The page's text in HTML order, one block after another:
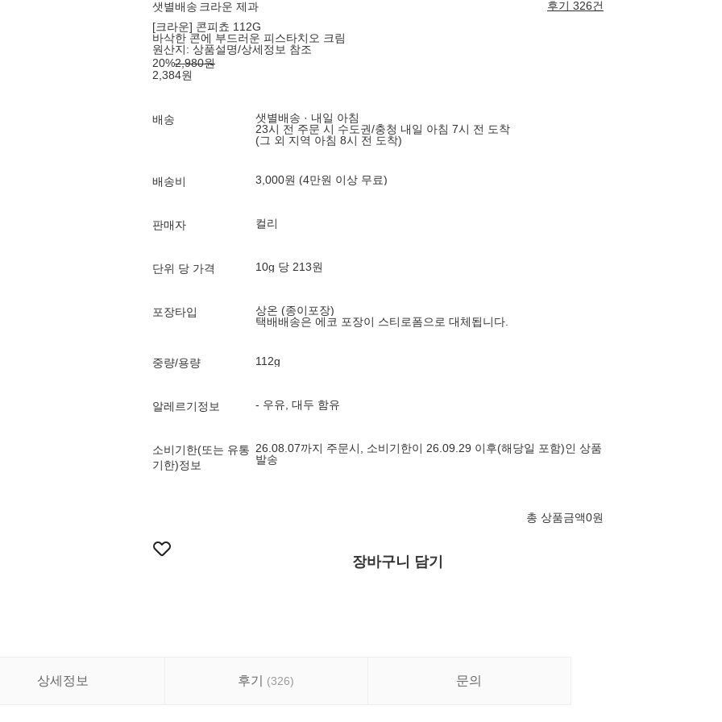
샛별배송 크라운 제과
후기 326건
[크라운] 콘피쵸 112G
바삭한 콘에 부드러운 피스타치오 크림
원산지: 상품설명/상세정보 참조
20%2,980원
2,384원
배송
샛별배송 · 내일 아침
23시 전 주문 시 수도권/충청 내일 아침 7시 전 도착
(그 외 지역 아침 8시 전 도착)
배송비 3,000원 (4만원 이상 무료)
판매자 컬리
단위 당 가격 10g 당 213원
포장타입
상온 (종이포장)
택배배송은 에코 포장이 스티로폼으로 대체됩니다.
중량/용량 112g
알레르기정보 - 우유, 대두 함유
소비기한(또는 유통
기한)정보
26.08.07까지 주문시, 소비기한이 26.09.29 이후(해당일 포함)인 상품
발송
총 상품금액0원
장바구니 담기
상세정보 후기 (326) 문의